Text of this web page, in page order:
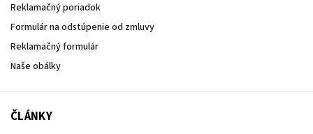
Reklamačný poriadok
Formulár na odstúpenie od zmluvy
Reklamačný formulár
Naše obálky
ČLÁNKY